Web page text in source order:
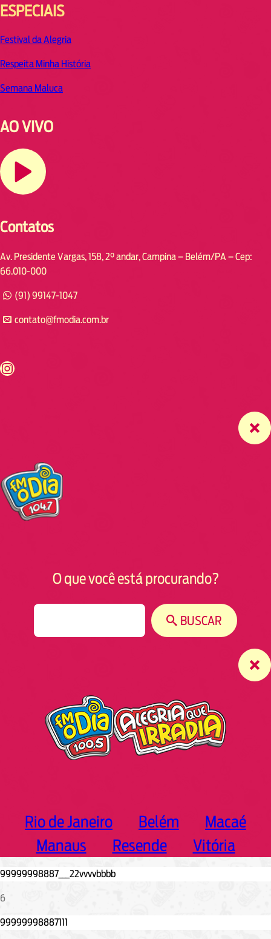
ESPECIAIS
Festival da Alegria
Respeita Minha História
Semana Maluca
AO VIVO
Contatos
Av. Presidente Vargas, 158, 2° andar, Campina – Belém/PA – Cep:
66.010-000
(91) 99147-1047
contato@fmodia.com.br
https://www.instagram.com/fmodia.cabofrio/
O que você está procurando?
BUSCAR
Rio de Janeiro Belém
Macaé
Manaus
Resende Vitória
6